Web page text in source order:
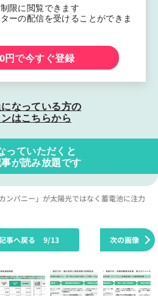
限に閲覧できます
ーの配信を受けることができま
円で今すぐ登録
なっている方の
はこちらから
っていただくと
が読み放題です
ンパニー」が太陽光ではなく蓄電池に注力
次の画像
事へ戻る 9/13